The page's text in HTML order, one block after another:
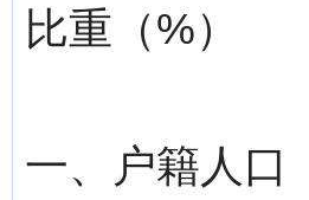
比重（%）
一、户籍人口